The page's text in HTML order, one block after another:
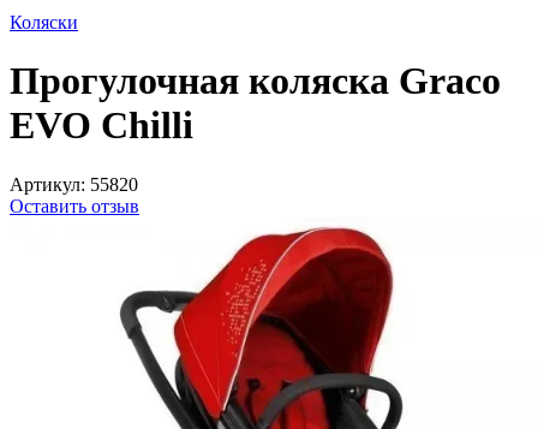
Коляски
Прогулочная коляска Graco
EVO Chilli
Артикул: 55820
Оставить отзыв